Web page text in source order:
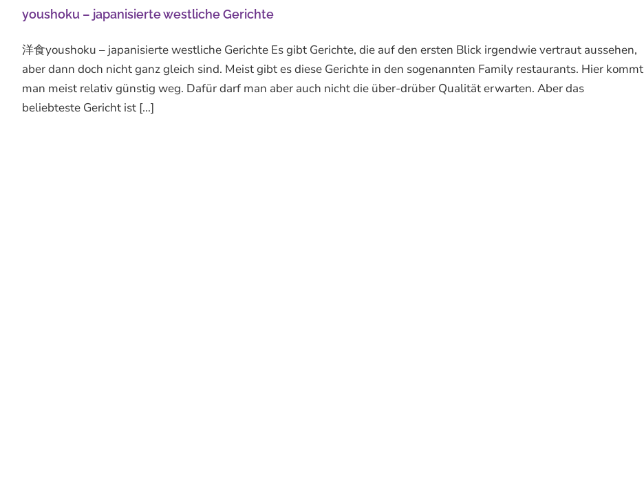
youshoku – japanisierte westliche Gerichte
洋食youshoku – japanisierte westliche Gerichte Es gibt Gerichte, die auf den ersten Blick irgendwie vertraut aussehen,
aber dann doch nicht ganz gleich sind. Meist gibt es diese Gerichte in den sogenannten Family restaurants. Hier kommt
man meist relativ günstig weg. Dafür darf man aber auch nicht die über-drüber Qualität erwarten. Aber das
beliebteste Gericht ist [...]